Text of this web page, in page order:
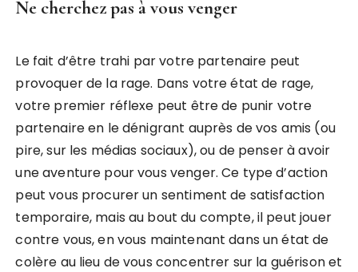
Ne cherchez pas à vous venger
Le fait d’être trahi par votre partenaire peut
provoquer de la rage. Dans votre état de rage,
votre premier réflexe peut être de punir votre
partenaire en le dénigrant auprès de vos amis (ou
pire, sur les médias sociaux), ou de penser à avoir
une aventure pour vous venger. Ce type d’action
peut vous procurer un sentiment de satisfaction
temporaire, mais au bout du compte, il peut jouer
contre vous, en vous maintenant dans un état de
colère au lieu de vous concentrer sur la guérison et